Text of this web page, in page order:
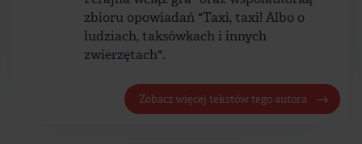
zbioru opowiadań "Taxi, taxi! Albo o
ludziach, taksówkach i innych
zwierzętach".
Zobacz więcej tekstów tego autora